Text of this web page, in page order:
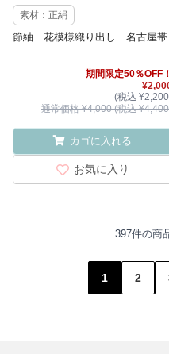
素材：正絹
節紬 花模様織り出し 名古屋帯
期間限定50％OFF！
(税込
通常価格 ¥4,000 (税込
カゴに入れる
お気に入り
397件の商
1 2